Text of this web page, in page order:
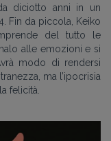
diciotto anni in un
Fin da piccola, Keiko
del tutto le
alle emozioni e si
modo di rendersi
ma l’ipocrisia
felicità.